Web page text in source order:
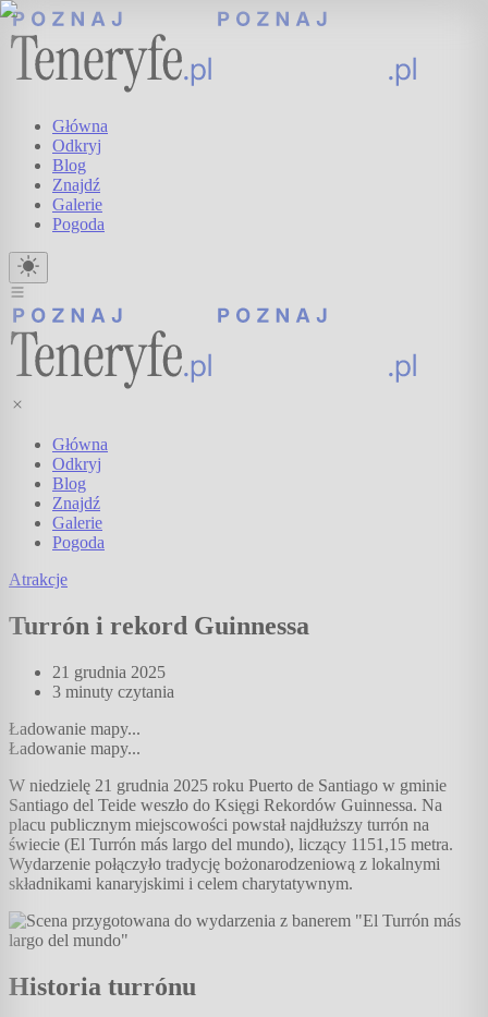
Główna
Odkryj
Blog
Znajdź
Galerie
Pogoda
Główna
Odkryj
Blog
Znajdź
Galerie
Pogoda
Atrakcje
Turrón i rekord Guinnessa
21 grudnia 2025
3 minuty czytania
Ładowanie mapy...
Ładowanie mapy...
W niedzielę 21 grudnia 2025 roku Puerto de Santiago w gminie
Santiago del Teide weszło do Księgi Rekordów Guinnessa. Na
placu publicznym miejscowości powstał najdłuższy turrón na
świecie (El Turrón más largo del mundo), liczący 1151,15 metra.
Wydarzenie połączyło tradycję bożonarodzeniową z lokalnymi
składnikami kanaryjskimi i celem charytatywnym.
Historia turrónu